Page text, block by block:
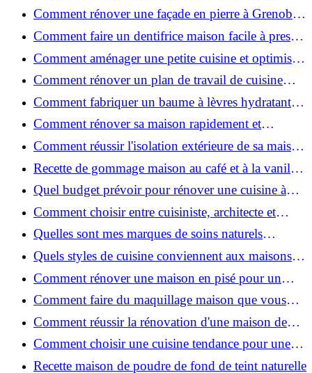
(Ré)HABITER 2025 : les coulisses du projet primé
?
Comment rénover une façade en pierre à Grenoble
: techniques, coûts et conseils
Comment faire un dentifrice maison facile à presser
?
Comment aménager une petite cuisine et optimiser
chaque centimètre carré ?
Comment rénover un plan de travail de cuisine
facilement : guide étape par étape
Comment fabriquer un baume à lèvres hydratant et
naturel au suif ?
Comment rénover sa maison rapidement et
efficacement ?
Comment réussir l'isolation extérieure de sa maison
pour une rénovation performante et durable ?
Recette de gommage maison au café et à la vanille
pour une peau douce
Quel budget prévoir pour rénover une cuisine à
Voiron en 2026 : coûts et aides locales ?
Comment choisir entre cuisiniste, architecte et
contractant général à Voiron ?
Quelles sont mes marques de soins naturels
préférées ?
Quels styles de cuisine conviennent aux maisons et
appartements du Voironnais ?
Comment rénover une maison en pisé pour un
habitat sain et performant ?
Comment faire du maquillage maison que vous
utiliserez vraiment ?
Comment réussir la rénovation d'une maison de
ville en 2026 ?
Comment choisir une cuisine tendance pour une
rénovation en 2026 ?
Recette maison de poudre de fond de teint naturelle